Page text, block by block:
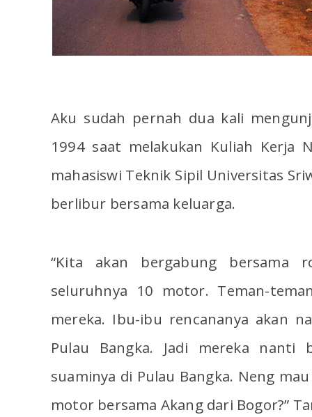
Aku sudah pernah dua kali
1994 saat melakukan Kuliah
mahasiswi Teknik Sipil Universitas
berlibur bersama keluarga.
“Kita akan bergabung bersama
seluruhnya 10 motor. Teman-
mereka. Ibu-ibu rencananya akan
Pulau Bangka. Jadi mereka nanti
suaminya di Pulau Bangka. Neng
motor bersama Akang dari Bogor?”